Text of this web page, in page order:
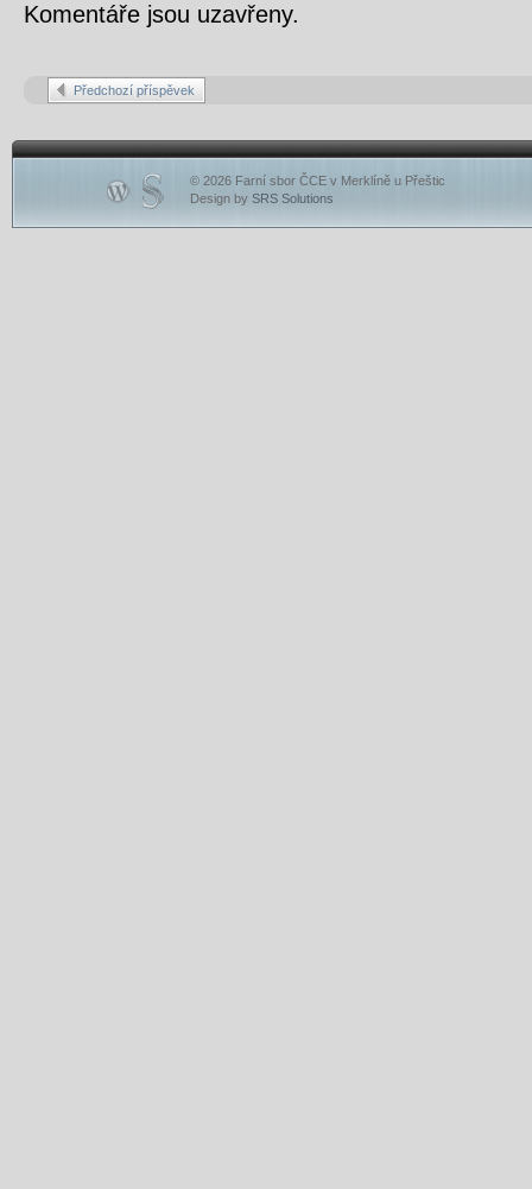
Komentáře jsou uzavřeny.
Předchozí příspěvek
© 2026 Farní sbor ČCE v Merklíně u Přeštic
Design by SRS Solutions